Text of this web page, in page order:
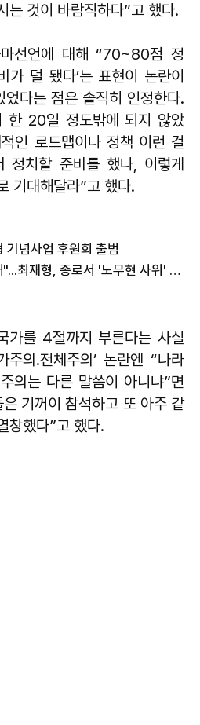
는 것이 바람직하다”고 했다.
선언에 대해 “70~80점 정
가 덜 됐다’는 표현이 논란이
다는 점은 솔직히 인정한다.
한 20일 정도밖에 되지 않았
인 로드맵이나 정책 이런 걸
정치할 준비를 했나, 이렇게
기대해달라”고 했다.
기념사업 후원회 출범
"주거환경 개선이 첫번째"...최재형, 종로서 '노무현 사위' 곽상언과 승부
가를 4절까지 부른다는 사실
의․전체주의’ 논란엔 “나라
의는 다른 말씀이 아니냐”면
기꺼이 참석하고 또 아주 같
창했다”고 했다.